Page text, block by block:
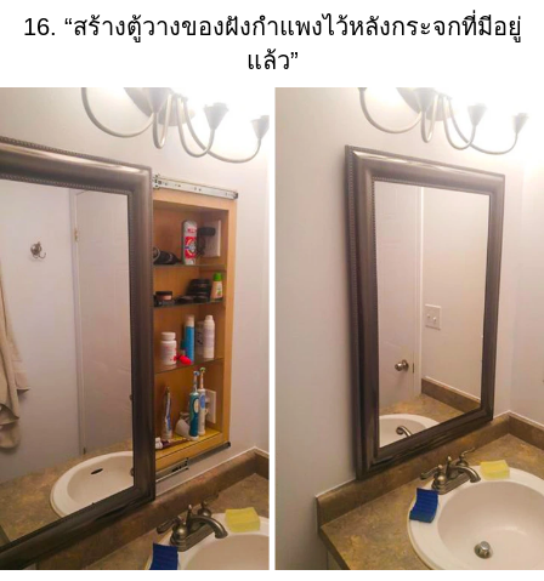
16. “สร้างตู้วางของฝังกำแพงไว้หลังกระจกที่มีอยู่
แล้ว”